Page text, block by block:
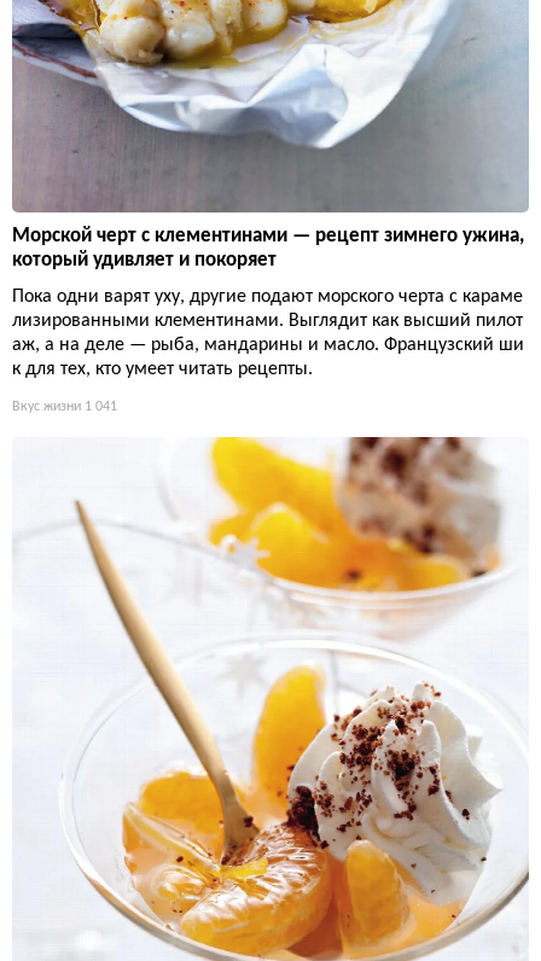
Морской черт с клементинами — рецепт зимнего ужина,
который удивляет и покоряет
Пока одни варят уху, другие подают морского черта с караме
лизированными клементинами. Выглядит как высший пилот
аж, а на деле — рыба, мандарины и масло. Французский ши
к для тех, кто умеет читать рецепты.
Вкус жизни 1 041